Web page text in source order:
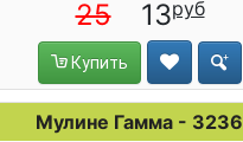
25 13
Купить
Мулине Гамма - 3236